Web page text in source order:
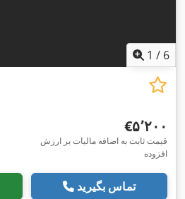
1 / 6
‎€۵٬۲۰۰
قیمت ثابت به اضافه مالیات بر ارزش
افزوده
تماس بگیرید